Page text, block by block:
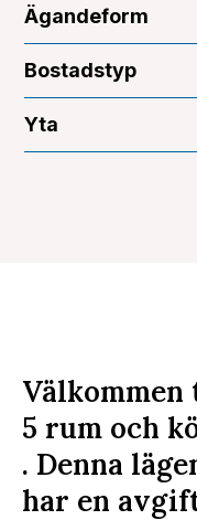
Ägandeform
Bostadstyp
Yta
Välkommen
5 rum och
. Denna
har en